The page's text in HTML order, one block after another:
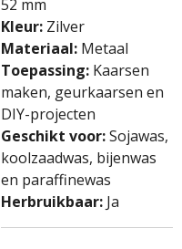
52 mm
Kleur: Zilver
Materiaal: Metaal
Toepassing: Kaarsen
maken, geurkaarsen en
DIY-projecten
Geschikt voor:Sojawas,
koolzaadwas, bijenwas
en paraffinewas
Herbruikbaar: Ja